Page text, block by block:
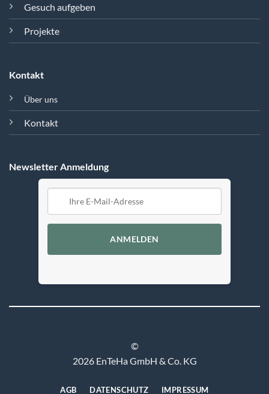
Gesuch aufgeben
Projekte
Kontakt
Über uns
Kontakt
Newsletter Anmeldung
ANMELDEN
©
2026 EnTeHa GmbH & Co. KG
AGB DATENSCHUTZ IMPRESSUM